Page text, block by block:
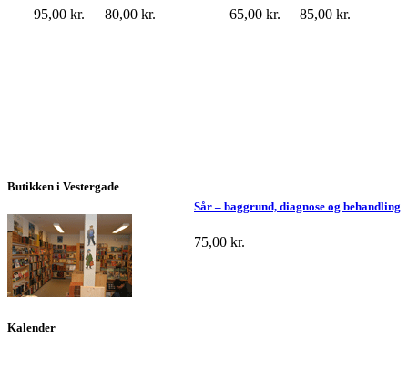
85,00 kr.
65,00 kr.
80,00 kr.
95,00 kr.
Sår – baggrund, diagnose og behandling
75,00 kr.
Butikken i Vestergade
Kalender